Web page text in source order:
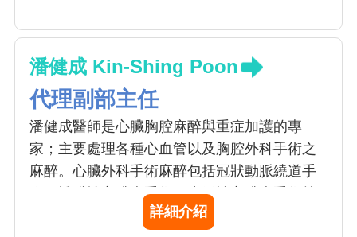
潘健成 Kin-Shing Poon
代理副部主任
潘健成醫師是心臟胸腔麻醉與重症加護的專
家；主要處理各種心血管以及胸腔外科手術之
麻醉。心臟外科手術麻醉包括冠狀動脈繞道手
術、瓣膜性心臟病手術、先天性心臟病手術等
之麻醉。胸腔手術麻醉則包括了胸腔腫瘤手
詳細介紹